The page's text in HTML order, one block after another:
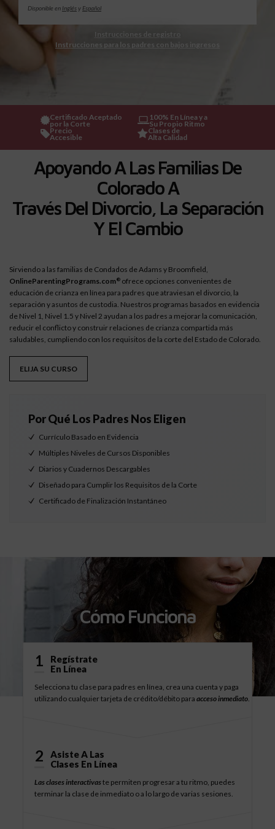
Disponible en Inglés y Español
Instrucciones de registro
Instrucciones para los padres con bajos ingresos
Certificado Aceptado
por la Corte
100% En Línea y a
Su Propio Ritmo
Precio
Accesible
Clases de
Alta Calidad
Apoyando A Las Familias De
Colorado A
Través Del Divorcio, La Separación
Y El Cambio
Sirviendo a las familias de Condados de Adams y Broomfield,
OnlineParentingPrograms.com® ofrece opciones convenientes de
educación de crianza en línea para padres que atraviesan el divorcio, la
separación y asuntos de custodia. Nuestros programas basados en evidencia
de Nivel 1, Nivel 1.5 y Nivel 2 ayudan a los padres a mejorar la comunicación,
reducir el conflicto y construir relaciones de crianza compartida más
saludables, cumpliendo con los requisitos de la corte del Estado de Colorado.
ELIJA SU CURSO
Por Qué Los Padres Nos Eligen
Currículo Basado en Evidencia
Múltiples Niveles de Cursos Disponibles
Diarios y Cuadernos Descargables
Diseñado para Cumplir los Requisitos de la Corte
Certificado de Finalización Instantáneo
Cómo Funciona
1
Regístrate
En Línea
Selecciona tu clase para padres en línea, crea una cuenta y paga
utilizando cualquier tarjeta de crédito/débito paraacceso inmediato
2
Asiste A Las
Clases En Línea
Las clases interactivaste permiten progresar a tu ritmo, puedes
terminar la clase de inmediato o a lo largo de varias sesiones.